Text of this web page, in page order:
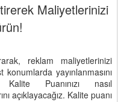
Maliyetlerinizi
reklam maliyetlerinizi
yayınlanmasını
Puanınızı nasıl
açıklayacağız. Kalite puanı